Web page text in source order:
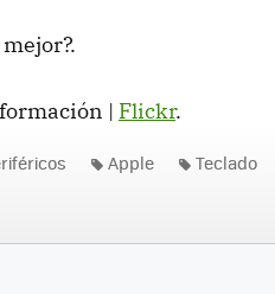
| Flickr.
Apple Teclado